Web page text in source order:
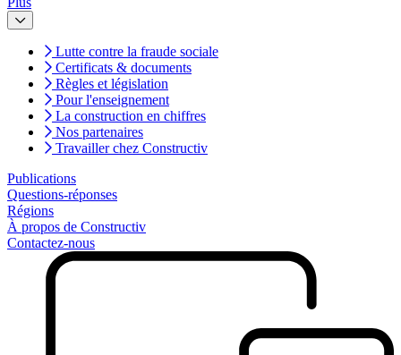
Lutte contre la fraude sociale
Certificats & documents
Règles et législation
Pour l'enseignement
La construction en chiffres
Nos partenaires
Travailler chez Constructiv
Publications
Questions-réponses
Régions
À propos de Constructiv
Contactez-nous